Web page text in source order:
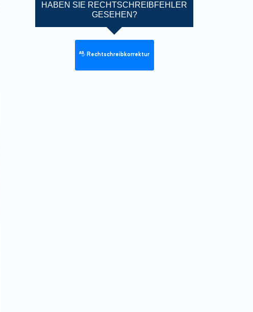
HABEN SIE RECHTSCHREIBFEHLER
GESEHEN?
Rechtschreibkorrektur